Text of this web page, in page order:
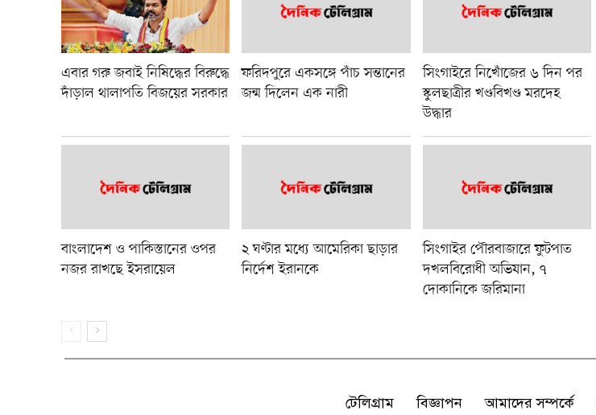
এবার গরু জবাই নিষিদ্ধের বিরুদ্ধে
দাঁড়াল থালাপতি বিজয়ের সরকার
ফরিদপুরে একসঙ্গে পাঁচ সন্তানের
জন্ম দিলেন এক নারী
সিংগাইরে নিখোঁজের ৬ দিন পর
স্কুলছাত্রীর খণ্ডবিখণ্ড মরদেহ
উদ্ধার
বাংলাদেশ ও পাকিস্তানের ওপর
নজর রাখছে ইসরায়েল
২ ঘণ্টার মধ্যে আমেরিকা ছাড়ার
নির্দেশ ইরানকে
সিংগাইর পৌরবাজারে ফুটপাত
দখলবিরোধী অভিযান, ৭
দোকানিকে জরিমানা
টেলিগ্রাম বিজ্ঞাপন আমাদের সম্পর্কে